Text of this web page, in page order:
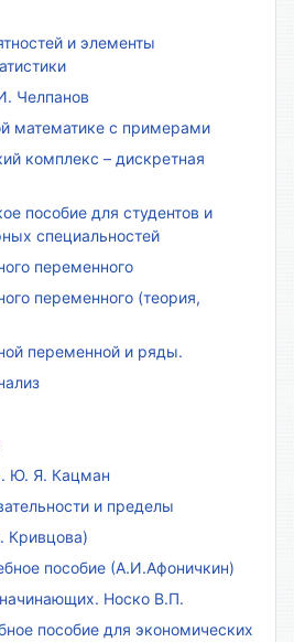
и элементы
Челпанов
математике с примерами
комплекс – дискретная
пособие для студентов и
специальностей
переменного
переменного (теория,
переменной и ряды.
Ю. Я. Кацман
и пределы
Кривцова)
пособие (А.И.Афоничкин)
Носко В.П.
пособие для экономических